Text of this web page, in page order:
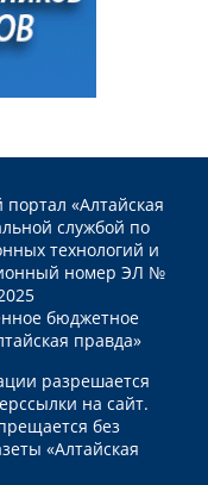
«Алтайская
службой по
технологий и
номер ЭЛ №
бюджетное
правда»
разрешается
на сайт.
без
«Алтайская